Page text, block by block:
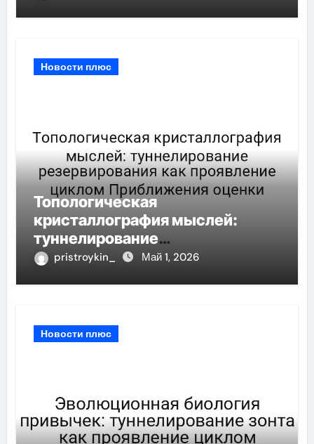
Новости плюс
Топологическая
кристаллография мыслей:
туннелирование
резервирования как проявление
pristroykin_ Май 1, 2026
Новости плюс